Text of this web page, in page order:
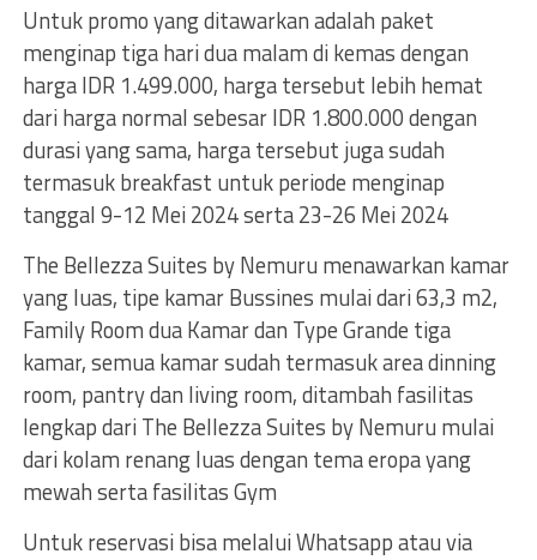
Untuk promo yang ditawarkan adalah paket
menginap tiga hari dua malam di kemas dengan
harga IDR 1.499.000, harga tersebut lebih hemat
dari harga normal sebesar IDR 1.800.000 dengan
durasi yang sama, harga tersebut juga sudah
termasuk breakfast untuk periode menginap
tanggal 9-12 Mei 2024 serta 23-26 Mei 2024
The Bellezza Suites by Nemuru menawarkan kamar
yang luas, tipe kamar Bussines mulai dari 63,3 m2,
Family Room dua Kamar dan Type Grande tiga
kamar, semua kamar sudah termasuk area dinning
room, pantry dan living room, ditambah fasilitas
lengkap dari The Bellezza Suites by Nemuru mulai
dari kolam renang luas dengan tema eropa yang
mewah serta fasilitas Gym
Untuk reservasi bisa melalui Whatsapp atau via